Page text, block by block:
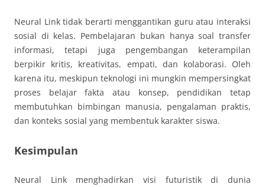
Neural Link tidak berarti menggantikan guru atau interaksi
sosial di kelas. Pembelajaran bukan hanya soal transfer
informasi, tetapi juga pengembangan keterampilan
berpikir kritis, kreativitas, empati, dan kolaborasi. Oleh
karena itu, meskipun teknologi ini mungkin mempersingkat
proses belajar fakta atau konsep, pendidikan tetap
membutuhkan bimbingan manusia, pengalaman praktis,
dan konteks sosial yang membentuk karakter siswa.
Kesimpulan
Neural Link menghadirkan visi futuristik di dunia